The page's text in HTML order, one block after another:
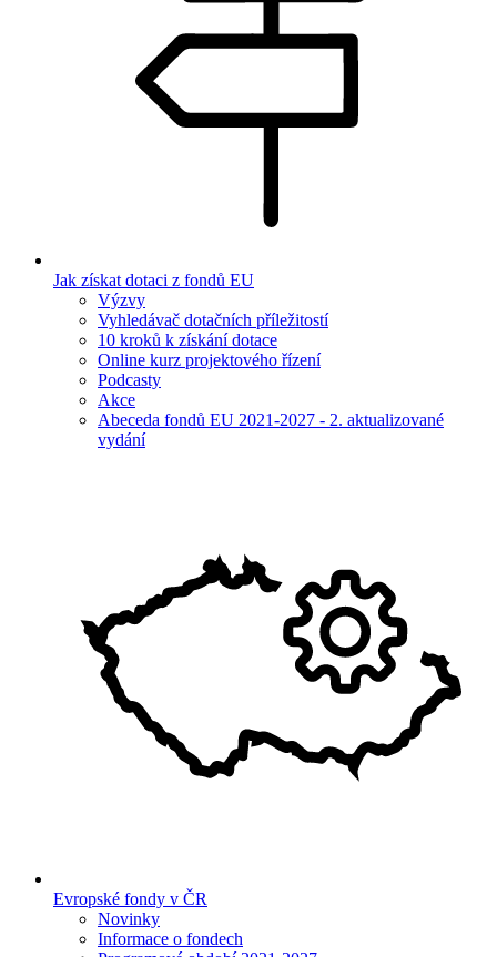
Jak získat dotaci z fondů EU
Výzvy
Vyhledávač dotačních příležitostí
10 kroků k získání dotace
Online kurz projektového řízení
Podcasty
Akce
Abeceda fondů EU 2021-2027 - 2. aktualizované
vydání
Evropské fondy v ČR
Novinky
Informace o fondech